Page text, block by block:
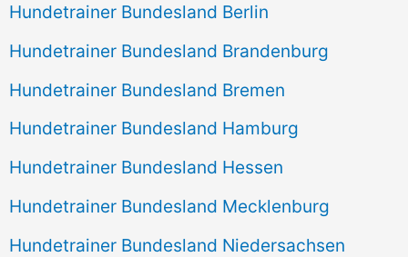
Hundetrainer Bundesland Berlin
Hundetrainer Bundesland Brandenburg
Hundetrainer Bundesland Bremen
Hundetrainer Bundesland Hamburg
Hundetrainer Bundesland Hessen
Hundetrainer Bundesland Mecklenburg
Hundetrainer Bundesland Niedersachsen